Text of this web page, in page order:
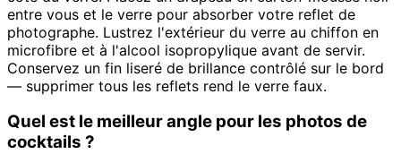
entre vous et le verre pour absorber votre reflet de
photographe. Lustrez l'extérieur du verre au chiffon en
microfibre et à l'alcool isopropylique avant de servir.
Conservez un fin liseré de brillance contrôlé sur le bord
— supprimer tous les reflets rend le verre faux.
Quel est le meilleur angle pour les photos de
cocktails ?